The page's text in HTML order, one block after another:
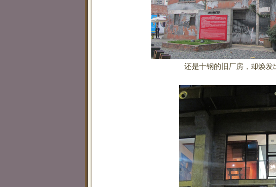
还是十钢的旧厂房，却焕发